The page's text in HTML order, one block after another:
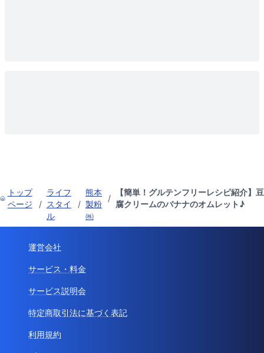
トップ
ページ
/
ライフ
スタイ
ル
/
熊本
製粉
㈱
/
【簡単！グルテンフリーレシピ紹介】豆
腐クリームのバナナのオムレット♪
運営会社
サービス・料金
サービス説明会
特定商取引法に基づく表記
利用規約